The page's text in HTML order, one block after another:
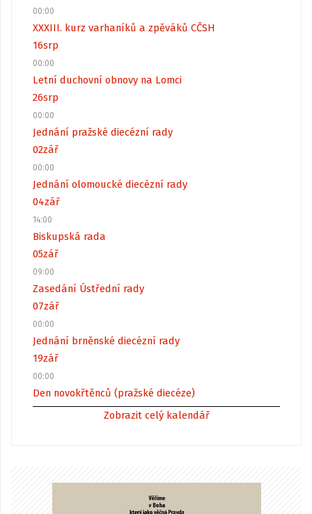
00:00
XXXIII. kurz varhaníků a zpěváků CČSH
16srp
00:00
Letní duchovní obnovy na Lomci
26srp
00:00
Jednání pražské diecézní rady
02zář
00:00
Jednání olomoucké diecézní rady
04zář
14:00
Biskupská rada
05zář
09:00
Zasedání Ústřední rady
07zář
00:00
Jednání brněnské diecézní rady
19zář
00:00
Den novokřtěnců (pražské diecéze)
Zobrazit celý kalendář